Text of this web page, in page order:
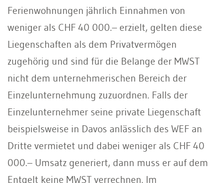
Ferienwohnungen jährlich Einnahmen von
weniger als CHF 40 000.– erzielt, gelten diese
Liegenschaften als dem Privatvermögen
zugehörig und sind für die Belange der MWST
nicht dem unternehmerischen Bereich der
Einzelunternehmung zuzuordnen. Falls der
Einzelunternehmer seine private Liegenschaft
beispielsweise in Davos anlässlich des WEF an
Dritte vermietet und dabei weniger als CHF 40
000.– Umsatz generiert, dann muss er auf dem
Entgelt keine MWST verrechnen. Im